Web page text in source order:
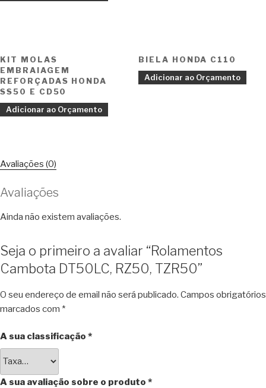
KIT MOLAS
EMBRAIAGEM
REFORÇADAS HONDA
SS50 E CD50
Adicionar ao Orçamento
BIELA HONDA C110
Adicionar ao Orçamento
Avaliações (0)
Avaliações
Ainda não existem avaliações.
Seja o primeiro a avaliar “Rolamentos
Cambota DT50LC, RZ50, TZR50”
O seu endereço de email não será publicado. Campos obrigatórios
marcados com *
A sua classificação *
A sua avaliação sobre o produto *